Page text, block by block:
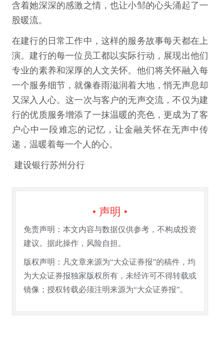
含着她深深的感激之情，也让小邹的心头涌起了一
股暖流。
在建行的日常工作中，这样的服务故事每天都在上
演。建行的每一位员工都以实际行动，展现出他们
专业的素养和深厚的人文关怀。他们将关怀融入每
一个服务细节，就像春雨滋润着大地，悄无声息却
又深入人心。这一次与客户的无声交流，不仅为建
行的优质服务增添了一抹温暖的亮色，更成为了客
户心中一段难忘的记忆，让金融关怀在无声中传
递，温暖着每一个人的心。
建设银行苏州分行
• 声明 •
免责声明：本文内容与数据仅供参考，不构成投资
建议。据此操作，风险自担。
版权声明：凡文章来源为“大众证券报”的稿件，均
为大众证券报独家版权所有，未经许可不得转载或
镜像；授权转载必须注明来源为“大众证券报”。